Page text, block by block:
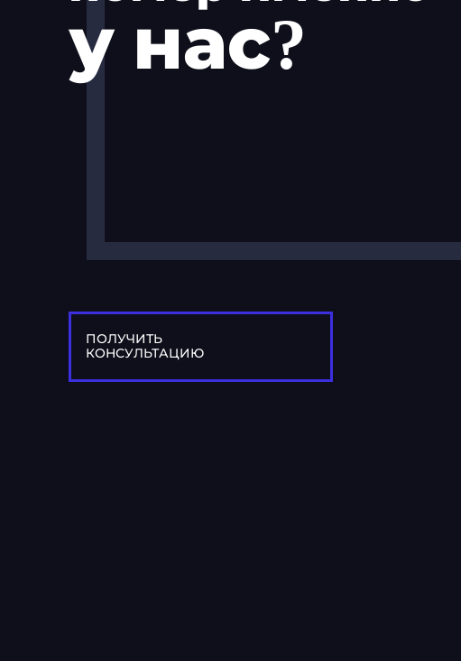
у нас?
ПОЛУЧИТЬ
КОНСУЛЬТАЦИЮ